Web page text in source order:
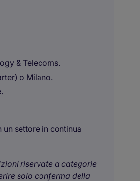
& Telecoms.
o Milano.
un settore in continua
riservate a categorie
solo conferma della